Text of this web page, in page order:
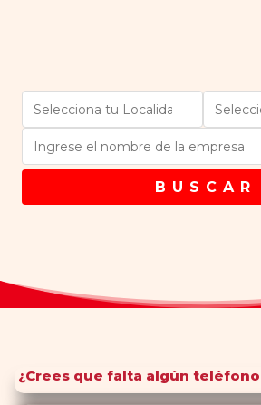
B U S C A R
¿Crees que falta algún